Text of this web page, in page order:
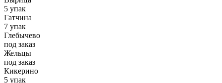
5 упак
Гатчина
7 упак
Глебычево
под заказ
Жельцы
под заказ
Кикерино
5 упак